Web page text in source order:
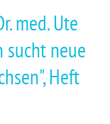
med. Ute
sucht neue
Heft